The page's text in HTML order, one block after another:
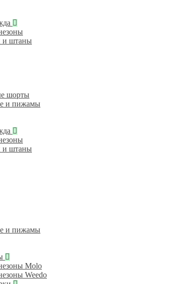
и штаны
шорты
и пижамы
и штаны
и пижамы
Molo
Weedo